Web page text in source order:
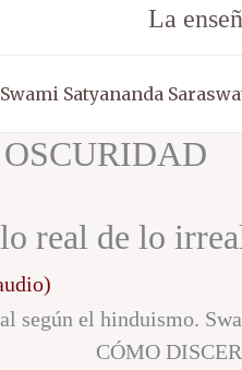
La
Swami Satyananda
real de lo
CÓMO